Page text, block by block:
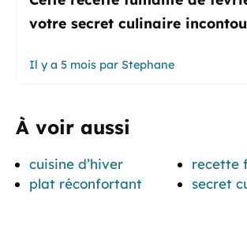
votre secret culinaire
Il y a 5 mois par Stephane
À voir aussi
cuisine d’hiver
plat réconfortant
recette
secret